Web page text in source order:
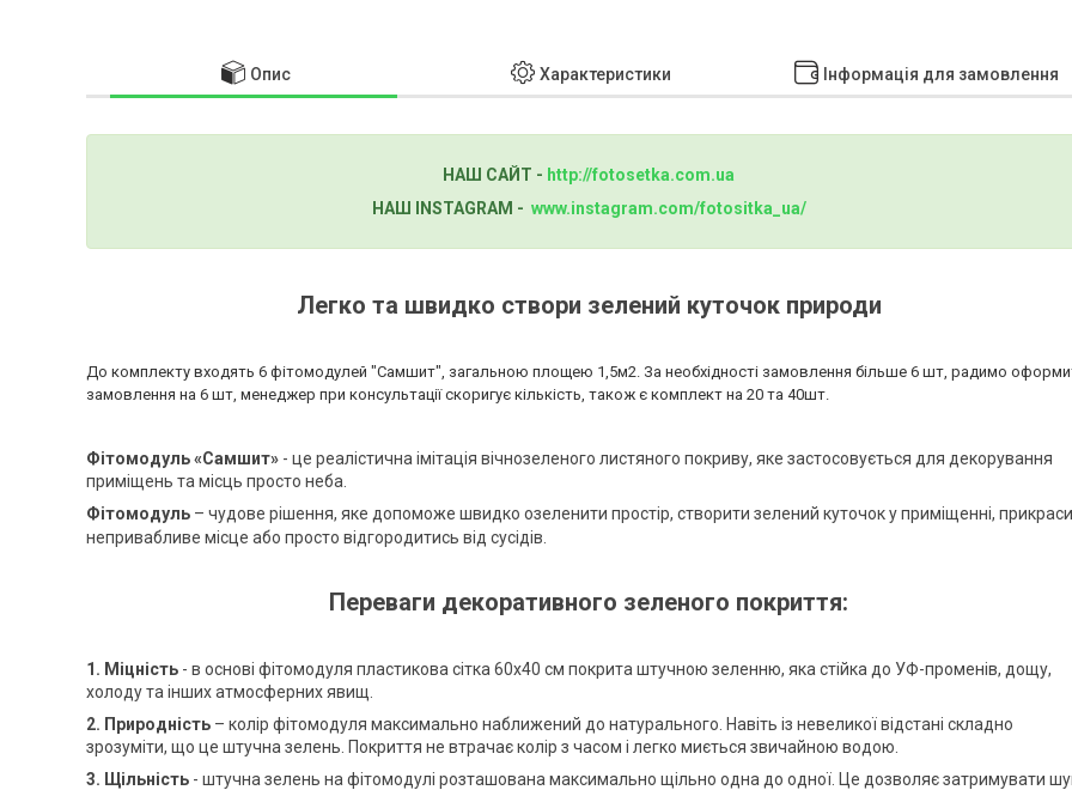
Опис Характеристики Інформація для замовлення
НАШ САЙТ - http://fotosetka.com.ua
НАШ ІNSTAGRAM - www.instagram.com/fotositka_ua/
Легко та швидко створи зелений куточок природи
До комплекту входять 6 фітомодулей "Самшит", загальною площею 1,5м2. За необхідності замовлення більше 6 шт, радимо
замовлення на 6 шт, менеджер при консультації скоригує кількість, також є комплект на 20 та 40шт.
Фітомодуль «Самшит» - це реалістична імітація вічнозеленого листяного покриву, яке застосовується для декорування
приміщень та місць просто неба.
Фітомодуль – чудове рішення, яке допоможе швидко озеленити простір, створити зелений куточок у приміщенні,
непривабливе місце або просто відгородитись від сусідів.
Переваги декоративного зеленого покриття:
1. Міцність - в основі фітомодуля пластикова сітка 60х40 см покрита штучною зеленню, яка стійка до УФ-променів, дощу,
холоду та інших атмосферних явищ.
2. Природність – колір фітомодуля максимально наближений до натурального. Навіть із невеликої відстані складно
зрозуміти, що це штучна зелень. Покриття не втрачає колір з часом і легко миється звичайною водою.
3. Щільність - штучна зелень на фітомодулі розташована максимально щільно одна до одної. Це дозволяє затримувати